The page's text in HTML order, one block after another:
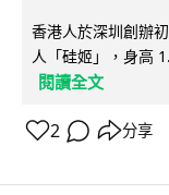
香港人於深圳創辦
人「硅姬」，身高
閱讀全文
2 分享